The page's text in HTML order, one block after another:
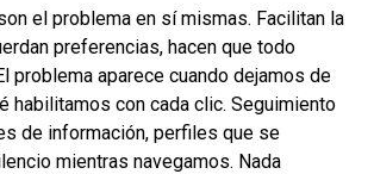
el problema en sí mismas. Facilitan la
preferencias, hacen que todo
problema aparece cuando dejamos de
habilitamos con cada clic. Seguimiento
de información, perfiles que se
mientras navegamos. Nada